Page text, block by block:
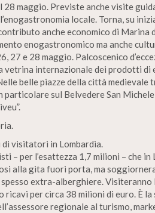
28 maggio. Previste anche visite
locale. Torna, su
anche economico di
enogastronomico ma anche
27 e 28 maggio. Palcoscenico
vetrina internazionale dei prodotti
belle piazze della città medievale
particolare sul Belvedere San
di visitatori in Lombardia.
– per l’esattezza 1,7 milioni – che
alla gita fuori porta, ma
extra-alberghiere. Visiteranno
ricavi per circa 38 milioni di euro. È
regionale al turismo,